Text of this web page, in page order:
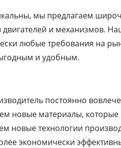
мы предлагаем
и механизмов.
любые требования на
и удобным.
постоянно
новые материалы,
новые технологии
экономически